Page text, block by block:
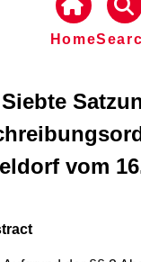
Home
Siebte
vom